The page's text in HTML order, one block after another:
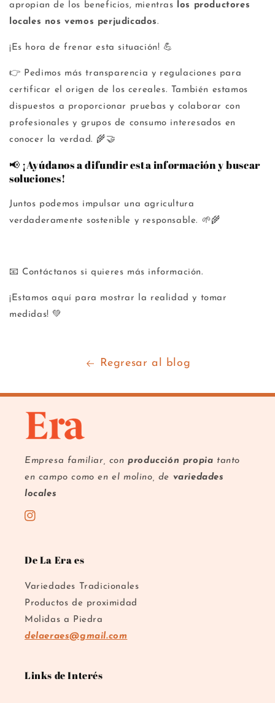
apropian de los beneficios, mientras los productores
locales nos vemos perjudicados.
¡Es hora de frenar esta situación! 💪
👉 Pedimos más transparencia y regulaciones para
certificar el origen de los cereales. También estamos
dispuestos a proporcionar pruebas y colaborar con
profesionales y grupos de consumo interesados en
conocer la verdad. 🌾🤝
📢 ¡Ayúdanos a difundir esta información y buscar
soluciones!
Juntos podemos impulsar una agricultura
verdaderamente sostenible y responsable. 🌱🌾
📧 Contáctanos si quieres más información.
¡Estamos aquí para mostrar la realidad y tomar
medidas! 💚
Regresar al blog
Empresa familiar, conproducción propia tanto
en campo como en el molino, de variedades
locales
Instagram
De La Era es
Variedades Tradicionales
Productos de proximidad
Molidas a Piedra
delaeraes@gmail.com
Links de Interés